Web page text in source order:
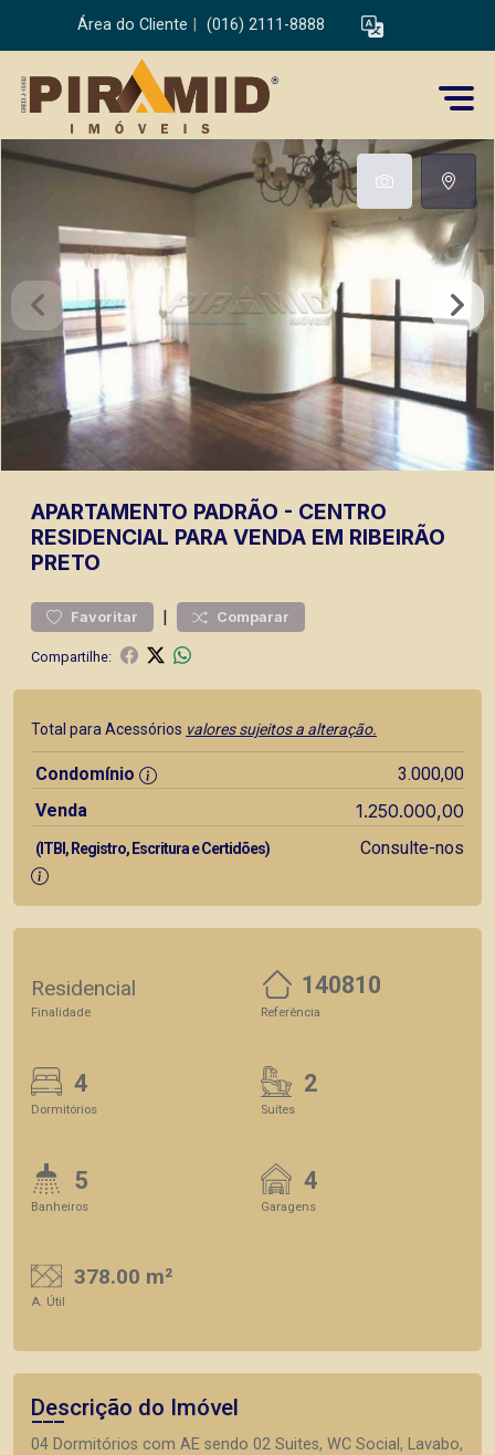
Área do Cliente (016) 2111-8888
APARTAMENTO PADRÃO - CENTRO
RESIDENCIAL PARA VENDA EM RIBEIRÃO
PRETO
Favoritar | Comparar
Compartilhe:
Total para Acessórios valores sujeitos a alteração.
Condomínio
3.000,00
Venda
1.250.000,00
(ITBI, Registro, Escritura e Certidões) Consulte-nos
Residencial
Finalidade
140810
Referência
4
Dormitórios
2
Suítes
5
Banheiros
4
Garagens
378.00 m²
A. Útil
Descrição do Imóvel
04 Dormitórios com AE sendo 02 Suites, WC Social, Lavabo,